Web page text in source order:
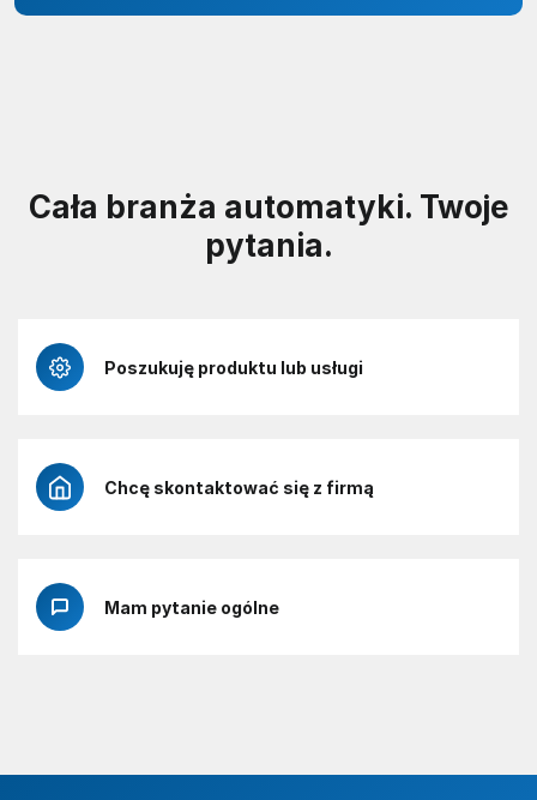
Cała branża automatyki. Twoje
pytania.
Poszukuję produktu lub usługi
Chcę skontaktować się z firmą
Mam pytanie ogólne